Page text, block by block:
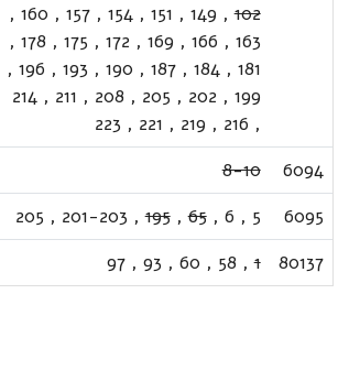
102
,
149
,
151
,
154
,
157
,
160
,
163
,
166
,
169
,
172
,
175
,
178
,
181
,
184
,
187
,
190
,
193
,
196
,
199
,
202
,
205
,
208
,
211
,
214
,
216
,
219
,
221
,
223
6094
8-10
6095
5
,
6
,
65
,
195
,
201-203
,
205
80137
1
,
58
,
60
,
93
,
97